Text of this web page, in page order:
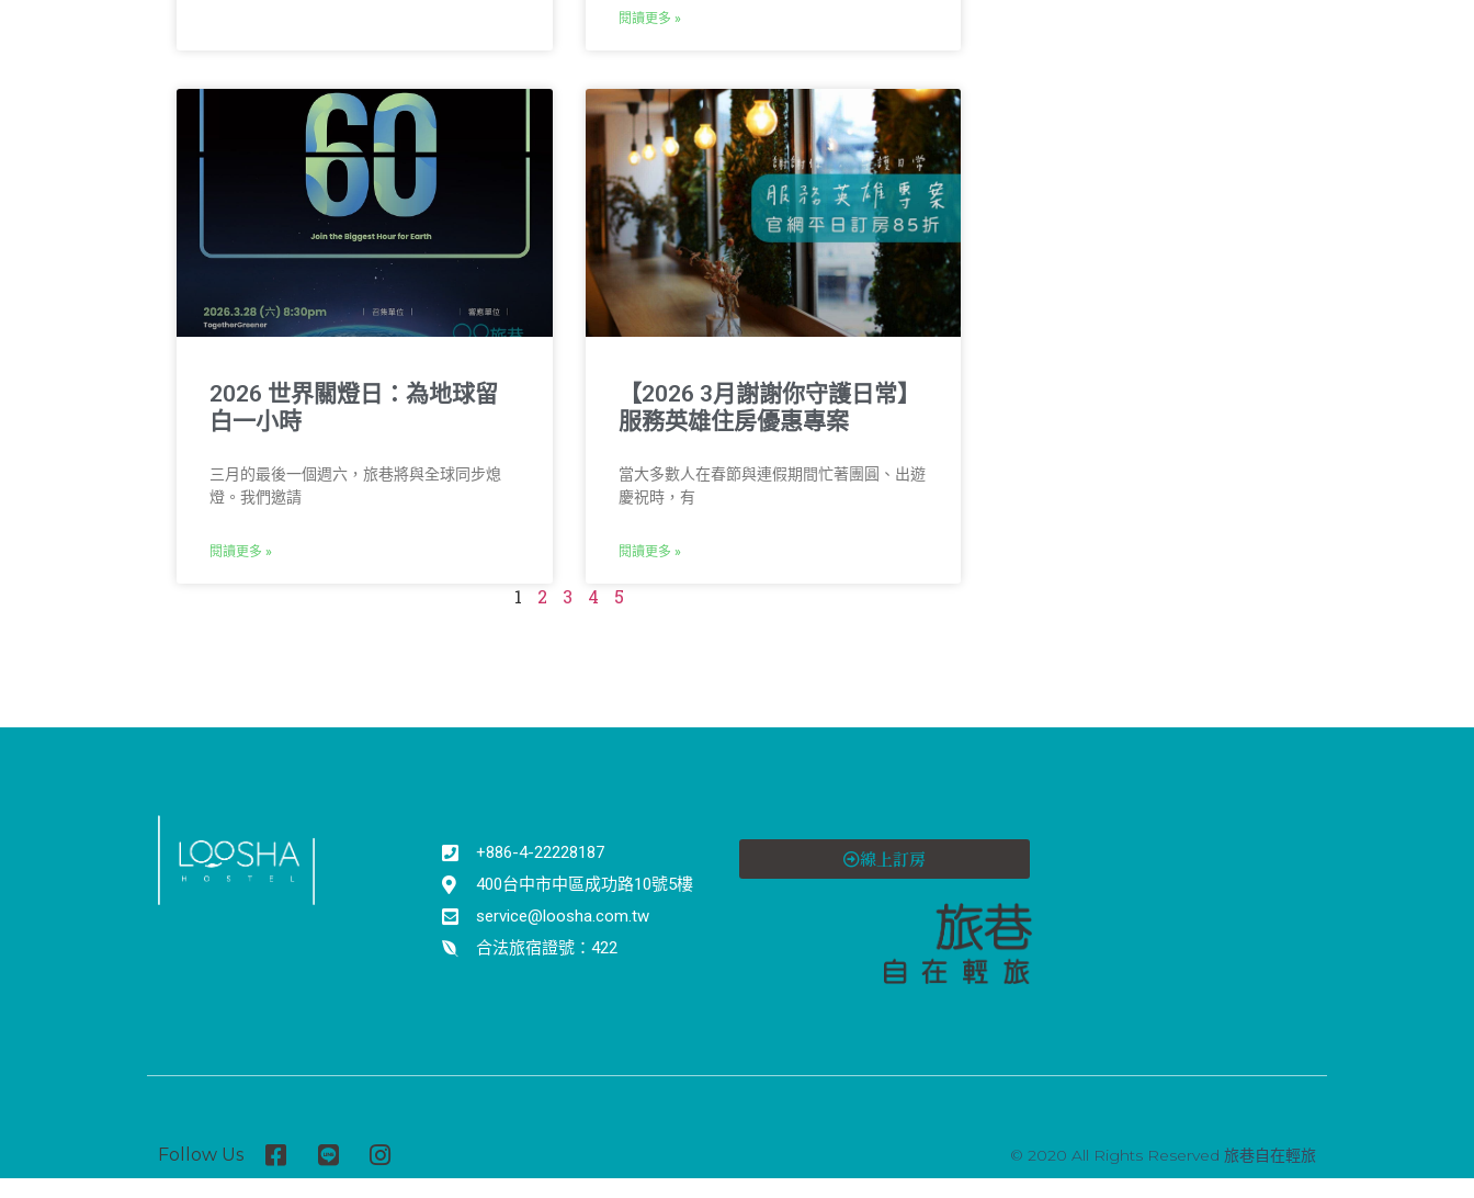
閱讀更多 »
2026 世界關燈日：為地球留
白一小時
三月的最後一個週六，旅巷將與全球同步熄
燈。我們邀請
閱讀更多 »
【2026 3月謝謝你守護日常】
服務英雄住房優惠專案
當大多數人在春節與連假期間忙著團圓、出遊
慶祝時，有
閱讀更多 »
1 2 3 4 5
+886-4-22228187
400台中市中區成功路10號5樓
service@loosha.com.tw
合法旅宿證號：422
線上訂房
Follow Us © 2020 All Rights Reserved 旅巷自在輕旅